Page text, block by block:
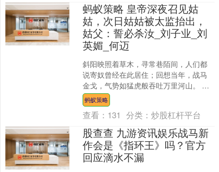
蚂蚁策略 皇帝深夜召见姑
姑，次日姑姑被太监抬出，
姑父：誓必杀汝_刘子业_刘
英媚_何迈
斜阳映照着草木，寻常巷陌间，人们都
说寄奴曾经在此居住；回想当年，战马
金戈，气势如猛虎般吞吐万里河山。 刘
宋的开国皇帝刘裕，英明且勇武，凭借
寡弱之力逆转强敌，一路....
蚂蚁策略
查看： 131 分类：炒股杠杆平台
股查查 九游资讯娱乐战马新
作会是《指环王》吗？官方
回应滴水不漏